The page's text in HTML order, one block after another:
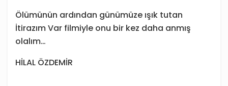
Ölümünün ardından günümüze ışık tutan
İtirazım Var filmiyle onu bir kez daha anmış
olalım…
HİLAL ÖZDEMİR